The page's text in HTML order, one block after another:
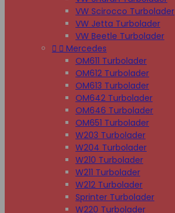
VW Scirocco Turbolader
VW Jetta Turbolader
VW Beetle Turbolader
  Mercedes
OM611 Turbolader
OM612 Turbolader
OM613 Turbolader
OM642 Turbolader
OM646 Turbolader
OM651 Turbolader
W203 Turbolader
W204 Turbolader
W210 Turbolader
W211 Turbolader
W212 Turbolader
Sprinter Turbolader
W220 Turbolader